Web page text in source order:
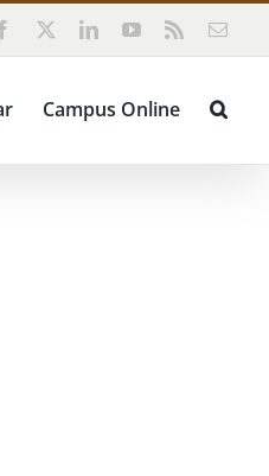
Facebook LinkedInYouTube
Rss
Campus Online